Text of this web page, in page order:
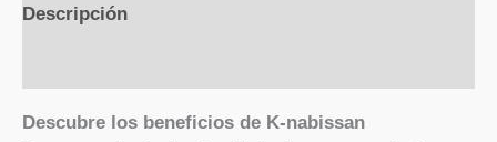
Descripción
Descubre los beneficios de K-nabissan